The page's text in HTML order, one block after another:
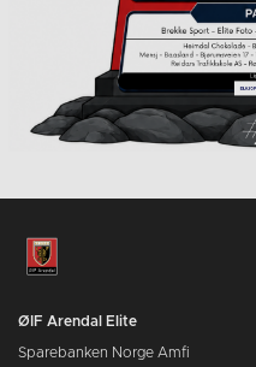
ØIF Arendal Elite
Sparebanken Norge Amfi